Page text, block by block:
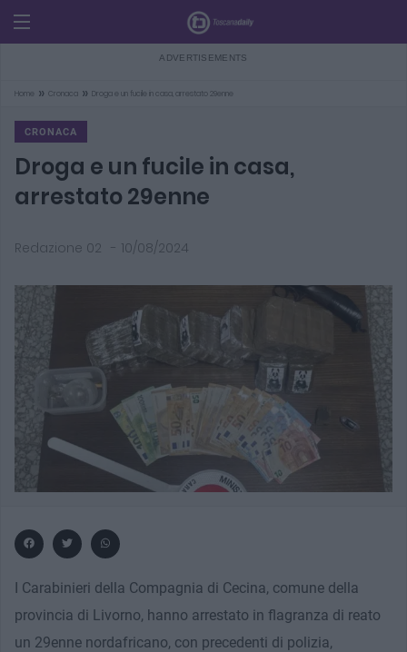
Home » Cronaca » Droga e un fucile in casa, arrestato 29enne
CRONACA
Droga e un fucile in casa,
arrestato 29enne
Redazione 02 - 10/08/2024
I Carabinieri della Compagnia di Cecina, comune della
provincia di Livorno, hanno arrestato in flagranza di reato
un 29enne nordafricano, con precedenti di polizia,